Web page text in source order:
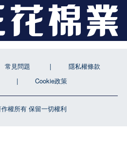
權所有 保留一切權利
常見問題
隱私權條款
Cookie政策